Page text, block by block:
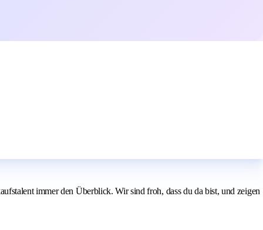
immer den Überblick. Wir sind froh, dass du da bist, und zeigen